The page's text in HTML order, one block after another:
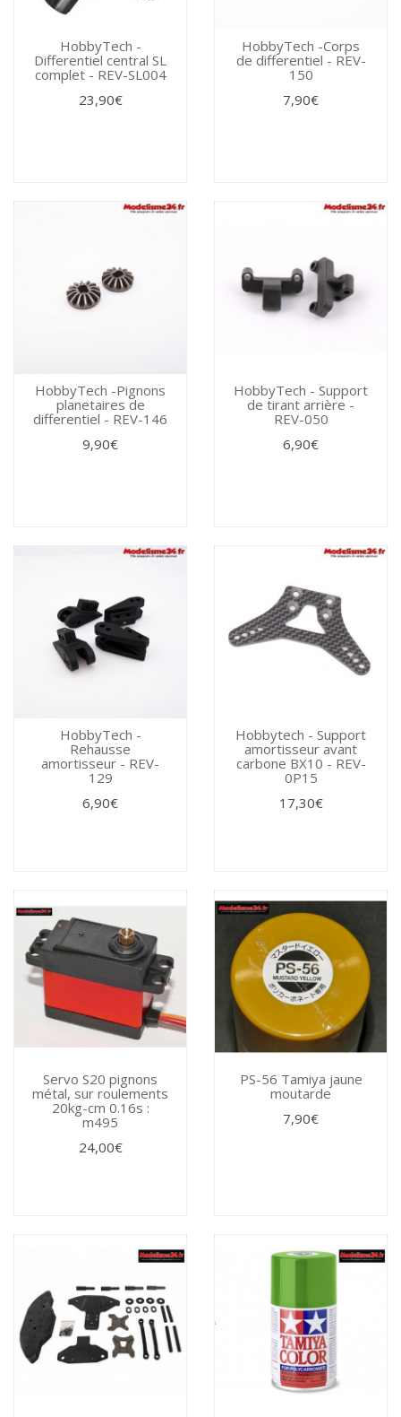
HobbyTech -
Differentiel central SL
complet - REV-SL004
23,90€
HobbyTech -Corps
de differentiel - REV-
150
7,90€
HobbyTech -Pignons
planetaires de
differentiel - REV-146
9,90€
HobbyTech - Support
de tirant arrière -
REV-050
6,90€
HobbyTech -
Rehausse
amortisseur - REV-
129
6,90€
Hobbytech - Support
amortisseur avant
carbone BX10 - REV-
0P15
17,30€
Servo S20 pignons
métal, sur roulements
20kg-cm 0.16s :
m495
24,00€
PS-56 Tamiya jaune
moutarde
7,90€